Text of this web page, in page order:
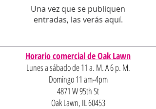
Una vez que se publiquen
entradas, las verás aquí.
Horario comercial de Oak Lawn
Lunes a sábado de 11 a. M. A 6 p. M.
Domingo 11 am-4pm
4871 W 95th St
Oak Lawn, IL 60453